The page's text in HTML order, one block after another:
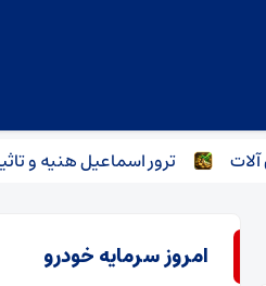
ترور اسماعیل هنیه و تاثیر آن
امروز سرمایه خودرو